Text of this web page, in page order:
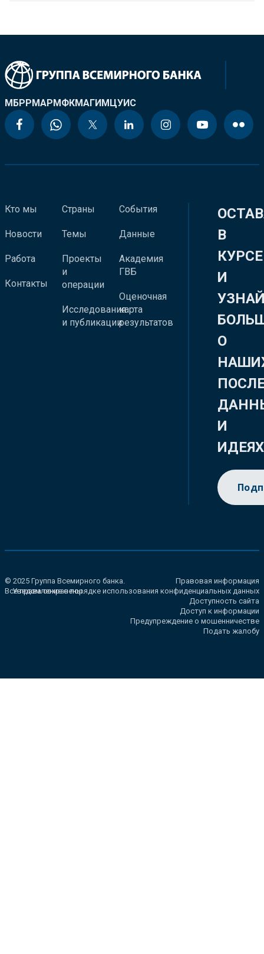
МБРРМАРМФКМАГИМЦУИС
Кто мы
Новости
Работа
Контакты
Страны
Темы
Проекты
и
операции
Исследования
и публикации
События
Данные
Академия
ГВБ
Оценочная
карта
результатов
В
КУРСЕ
И
О
И
ИДЕЯХ
© 2025 Группа Всемирного банка.
Все права сохранены.
Правовая информация
Уведомление о порядке использования конфиденциальных данных
Доступность сайта
Доступ к информации
Предупреждение о мошенничестве
Подать жалобу